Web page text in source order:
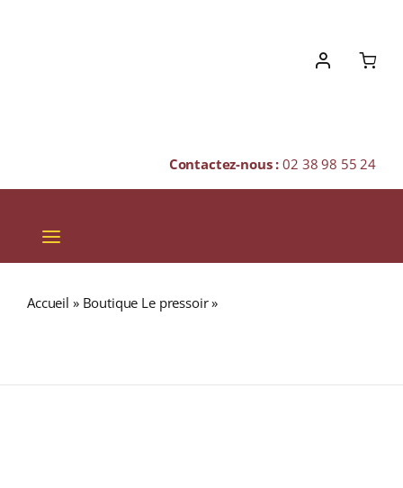
Contactez-nous :02 38 98 55 24
Toggle
Navigation
Accueil » Boutique Le pressoir»